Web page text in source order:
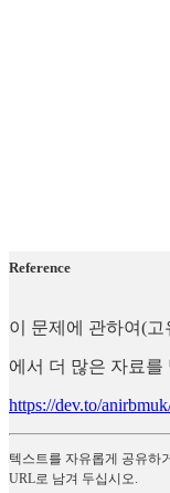
Reference
이 문제에 관하여(고
에서 더 많은 자료
https://dev.to/
텍스트를 자유롭게 공유하
URL로 남겨 두십시오.